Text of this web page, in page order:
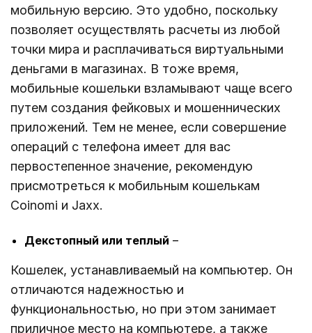
мобильную версию. Это удобно, поскольку
позволяет осуществлять расчеты из любой
точки мира и расплачиваться виртуальными
деньгами в магазинах. В тоже время,
мобильные кошельки взламывают чаще всего
путем создания фейковых и мошеннических
приложений. Тем не менее, если совершение
операций с телефона имеет для вас
первостепенное значение, рекомендую
присмотреться к мобильным кошелькам
Coinomi и Jaxx.
Декстопный или теплый –
Кошелек, устанавливаемый на компьютер. Он
отличаются надежностью и
функциональностью, но при этом занимает
приличное место на компьютере, а также